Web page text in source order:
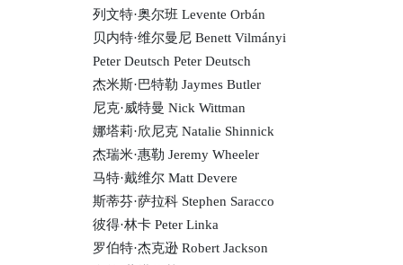
列文特·奥尔班 Levente Orbán
贝内特·维尔曼尼 Benett Vilmányi
Peter Deutsch Peter Deutsch
杰米斯·巴特勒 Jaymes Butler
尼克·威特曼 Nick Wittman
娜塔莉·欣尼克 Natalie Shinnick
杰瑞米·惠勒 Jeremy Wheeler
马特·戴维尔 Matt Devere
斯蒂芬·萨拉科 Stephen Saracco
彼得·林卡 Peter Linka
罗伯特·杰克逊 Robert Jackson